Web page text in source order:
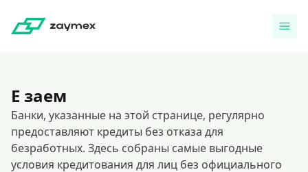
Е заем
Банки, указанные на этой странице, регулярно
предоставляют кредиты без отказа для
безработных. Здесь собраны самые выгодные
условия кредитования для лиц без официального